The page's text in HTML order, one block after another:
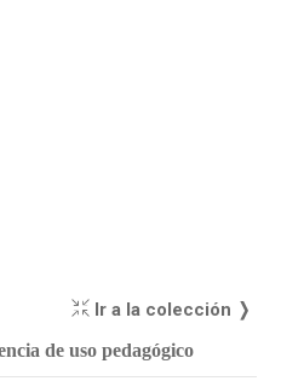
Ir a la colección ❭
de uso pedagógico